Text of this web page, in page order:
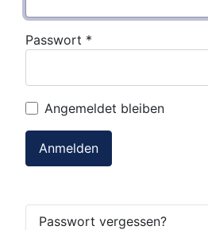
Passwort *
Angemeldet bleiben
Anmelden
Passwort vergessen?